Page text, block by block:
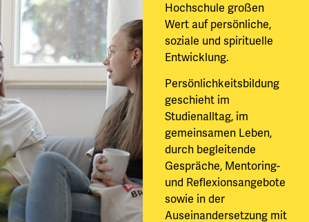
Hochschule großen
Wert auf persönliche,
soziale und spirituelle
Entwicklung.
Persönlichkeitsbildung
geschieht im
Studienalltag, im
gemeinsamen Leben,
durch begleitende
Gespräche, Mentoring-
und Reflexionsangebote
sowie in der
Auseinandersetzung mit